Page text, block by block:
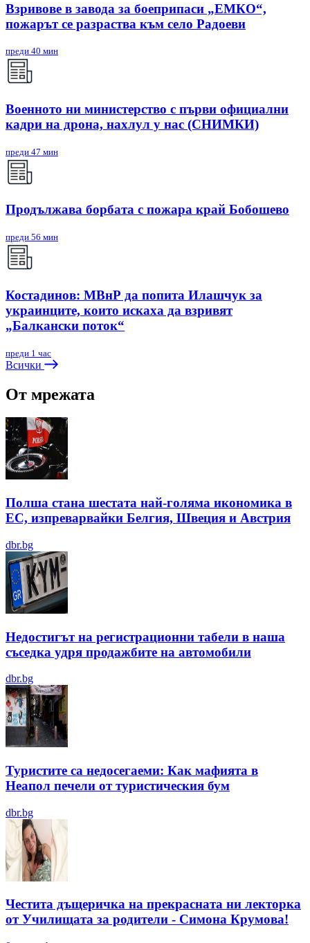
Взривове в завода за боеприпаси „ЕМКО“,
пожарът се разраства към село Радоеви
преди 40 мин
Военното ни министерство с първи официални
кадри на дрона, нахлул у нас (СНИМКИ)
преди 47 мин
Продължава борбата с пожара край Бобошево
преди 56 мин
Костадинов: МВнР да попита Илашчук за
украинците, които искаха да взривят
„Балкански поток“
преди 1 час
Всички
От мрежата
Полша стана шестата най-голяма икономика в
ЕС, изпреварвайки Белгия, Швеция и Австрия
dbr.bg
Недостигът на регистрационни табели в наша
съседка удря продажбите на автомобили
dbr.bg
Туристите са недосегаеми: Как мафията в
Неапол печели от туристическия бум
dbr.bg
Честита дъщеричка на прекрасната ни лекторка
от Училищата за родители - Симона Крумова!